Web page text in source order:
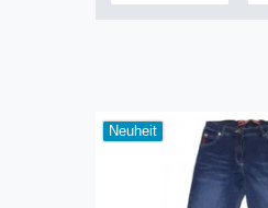
Neuheit